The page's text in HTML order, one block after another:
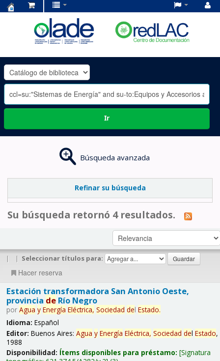
OLADE
-
Ir
Búsqueda avanzada
Refinar su búsqueda
Su búsqueda retornó 4 resultados.
| | Seleccionar títulos para:
Hacer reserva
Estación transformadora San Antonio Oeste,
provincia deRío Negro
por Agua y Energía Eléctrica, Sociedad del Estado.
Idioma: Español
Editor: Buenos Aires: Agua y Energía Eléctrica, Sociedad del Estado,
1988
Disponibilidad: Ítems disponibles para préstamo: Signatura